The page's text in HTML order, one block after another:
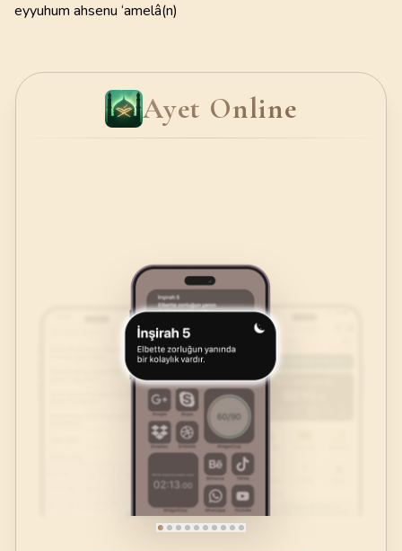
eyyuhum ahsenu ‘amelâ(n)
Ayet Online